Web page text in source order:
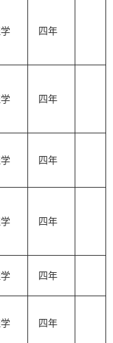
四年
四年
四年
四年
四年
四年